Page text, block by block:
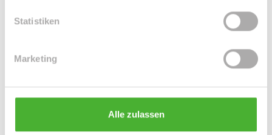
Statistiken
Marketing
Alle zulassen
Ansprechpartner